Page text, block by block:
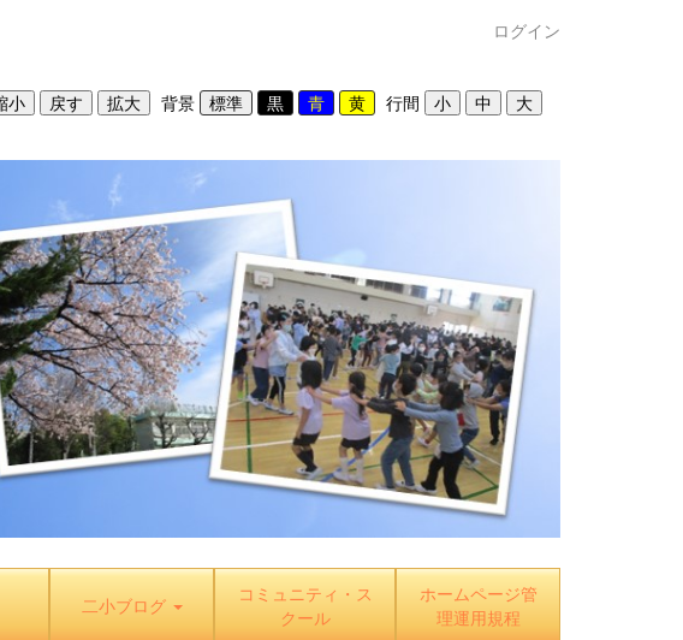
ログイン
背景 行間
二小ブログ
コミュニティ・ス
クール
ホームページ管
理運用規程